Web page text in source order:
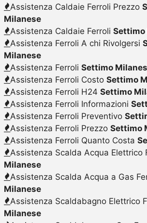
Assistenza Caldaie Ferroli Prezzo
Milanese
Assistenza Caldaie Ferroli Settimo
Assistenza Ferroli A chi Rivolgersi
Milanese
Assistenza Ferroli Settimo
Assistenza Ferroli Costo Settimo
Assistenza Ferroli H24 Settimo
Assistenza Ferroli Informazioni
Assistenza Ferroli Preventivo
Assistenza Ferroli Prezzo Settimo
Assistenza Ferroli Quanto Costa
Assistenza Scalda Acqua Elettrico
Milanese
Assistenza Scalda Acqua a Gas
Milanese
Assistenza Scaldabagno Elettrico
Milanese